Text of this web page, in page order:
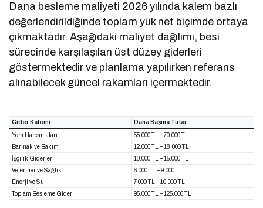
Dana besleme maliyeti 2026 yılında kalem bazlı
değerlendirildiğinde toplam yük net biçimde ortaya
çıkmaktadır. Aşağıdaki maliyet dağılımı, besi
sürecinde karşılaşılan üst düzey giderleri
göstermektedir ve planlama yapılırken referans
alınabilecek güncel rakamları içermektedir.
Gider Kalemi
Dana Başına Tutar
Yem Harcamaları
55.000 TL – 70.000 TL
Barınak ve Bakım
12.000 TL – 18.000 TL
İşçilik Giderleri
10.000 TL – 15.000 TL
Veteriner ve Sağlık
6.000 TL – 9.000 TL
Enerji ve Su
7.000 TL – 10.000 TL
Toplam Besleme Gideri
95.000 TL – 125.000 TL